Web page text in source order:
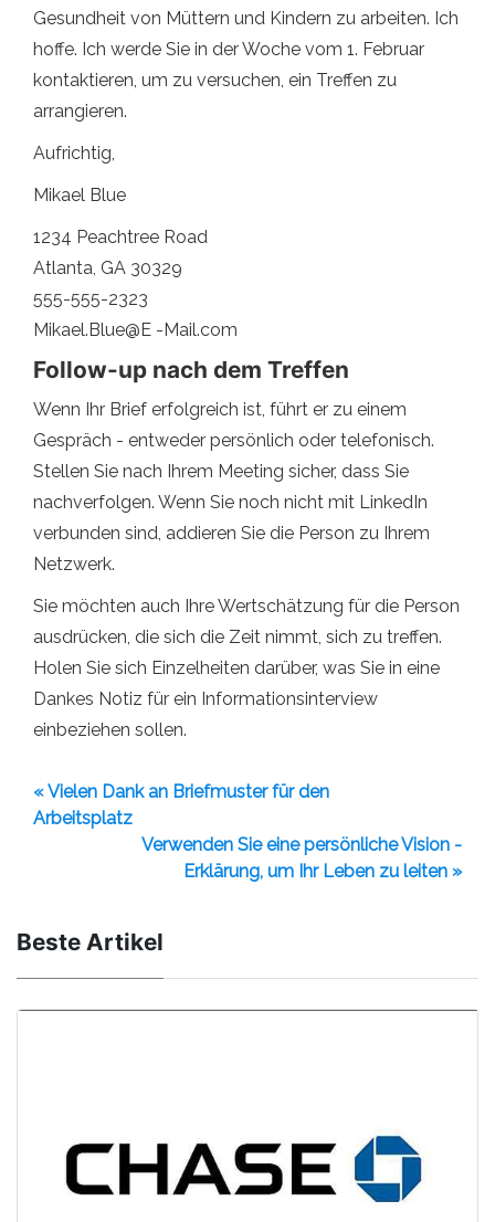
Gesundheit von Müttern und Kindern zu arbeiten. Ich
hoffe. Ich werde Sie in der Woche vom 1. Februar
kontaktieren, um zu versuchen, ein Treffen zu
arrangieren.
Aufrichtig,
Mikael Blue
1234 Peachtree Road
Atlanta, GA 30329
555-555-2323
Mikael.Blue@E -Mail.com
Follow-up nach dem Treffen
Wenn Ihr Brief erfolgreich ist, führt er zu einem
Gespräch - entweder persönlich oder telefonisch.
Stellen Sie nach Ihrem Meeting sicher, dass Sie
nachverfolgen. Wenn Sie noch nicht mit LinkedIn
verbunden sind, addieren Sie die Person zu Ihrem
Netzwerk.
Sie möchten auch Ihre Wertschätzung für die Person
ausdrücken, die sich die Zeit nimmt, sich zu treffen.
Holen Sie sich Einzelheiten darüber, was Sie in eine
Dankes Notiz für ein Informationsinterview
einbeziehen sollen.
« Vielen Dank an Briefmuster für den
Arbeitsplatz
Verwenden Sie eine persönliche Vision -
Erklärung, um Ihr Leben zu leiten »
Beste Artikel